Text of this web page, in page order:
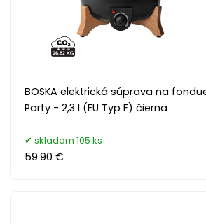
BOSKA elektrická súprava na
Party - 2,3 l (EU Typ F) čierna
skladom 105 ks
59.90 €